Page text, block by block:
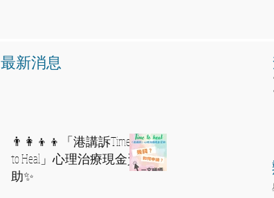
​最新消息
👨‍👩‍👦‍👦「港講訴Time
to Heal」心理治療現金資
助✨